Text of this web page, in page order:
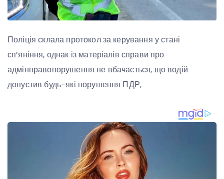
Поліція склала протокол за керування у стані
сп’яніння, однак із матеріалів справи про
адмінправопорушення не вбачається, що водій
допустив будь-які порушення ПДР,